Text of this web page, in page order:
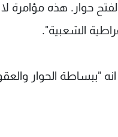
حوار. هذه مؤامرة
الشعبية".
"ببساطة الحوار